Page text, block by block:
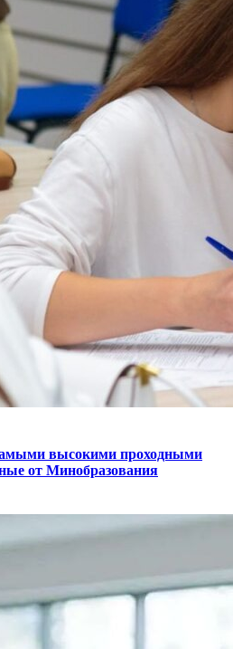
высокими проходными
от Минобразования